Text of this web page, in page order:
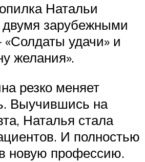
Натальи
двумя зарубежными
удачи» и
желания».
резко меняет
Выучившись на
Наталья стала
И полностью
новую профессию.